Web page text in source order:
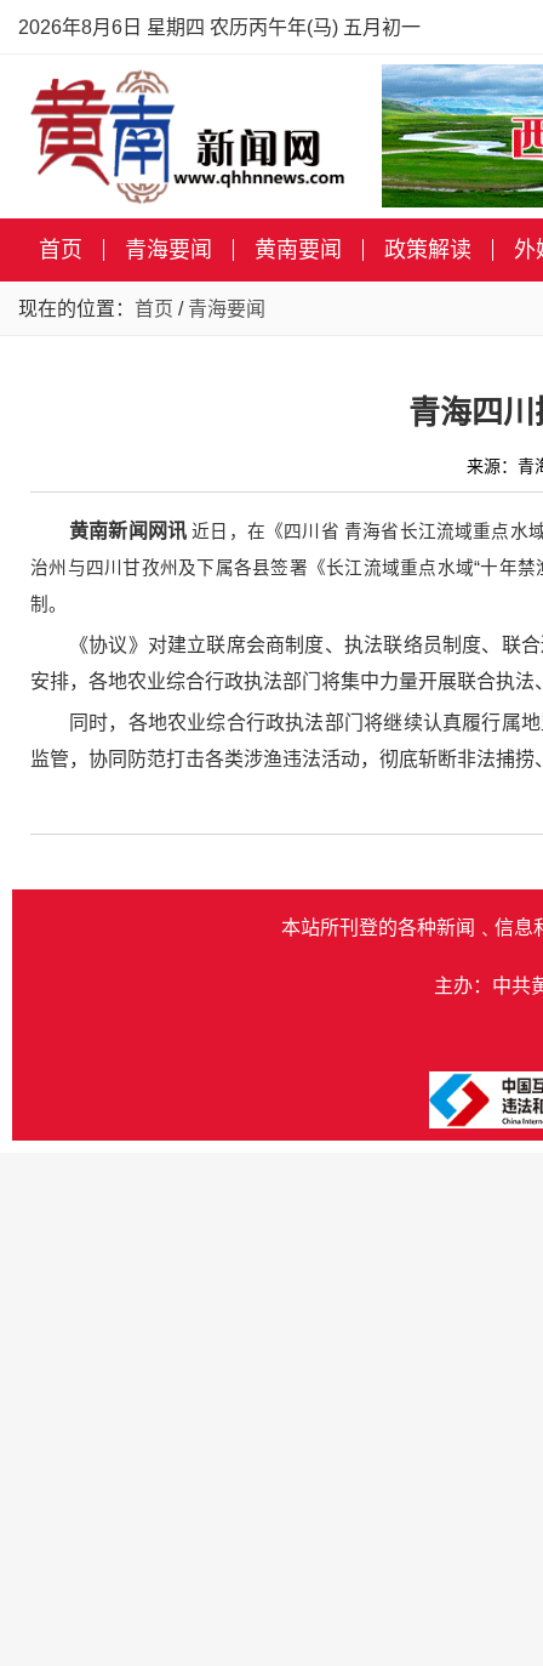
2026年8月6日 星期四 农历丙午年(马) 五月初一
首页 青海要闻 黄南要闻 政策解读 外
现在的位置： 首页 / 青海要闻
青海四
来源：
黄南新闻网讯近日，在《四川省 青海省长江流域重点水
治州与四川甘孜州及下属各县签署《长江流域重点水域“十年
制。
《协议》对建立联席会商制度、执法联络员制度、联
安排，各地农业综合行政执法部门将集中力量开展联合执
同时，各地农业综合行政执法部门将继续认真履行属
监管，协同防范打击各类涉渔违法活动，彻底斩断非法捕
本站所刊登的各种新闻﹑信息
主办：中共